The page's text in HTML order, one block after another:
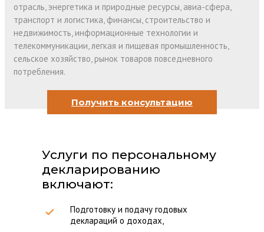
отрасль, энергетика и природные ресурсы, авиа-сфера,
транспорт и логистика, финансы, строительство и
недвижимость, информационные технологии и
телекоммуникации, легкая и пищевая промышленность,
сельское хозяйство, рынок товаров повседневного
потребления.
Получить консультацию
Услуги по персональному
декларированию
включают:
Подготовку и подачу годовых
деклараций о доходах,